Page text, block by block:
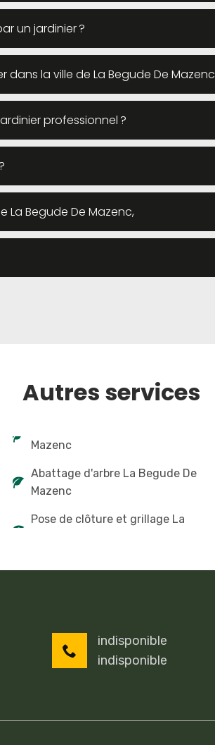
un jardinier ?
la ville de La Begude De Mazenc
professionnel ?
La Begude De Mazenc,
Autres services
Mazenc
Abattage d'arbre La Begude De
Mazenc
Pose de clôture et grillage La
indisponible
indisponible